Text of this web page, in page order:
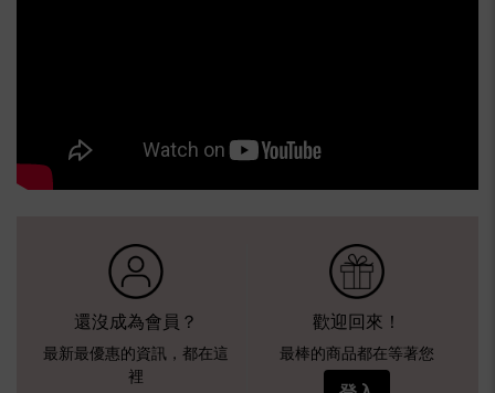
還沒成為會員？
最新最優惠的資訊，都在這
裡
歡迎回來！
最棒的商品都在等著您